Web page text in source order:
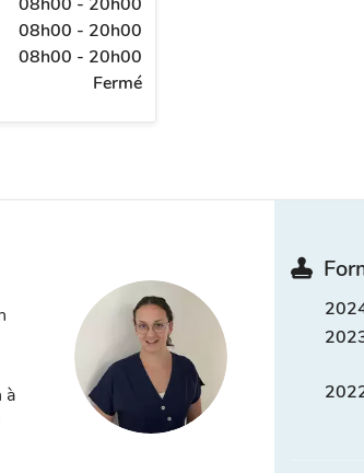
08h00 - 20h00
08h00 - 20h00
Fermé
à